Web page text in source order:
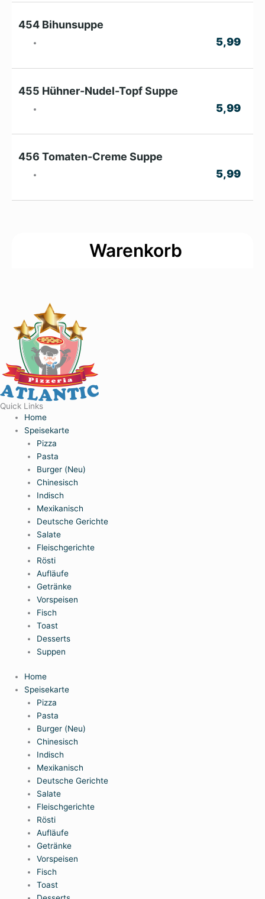
454 Bihunsuppe
5,99
455 Hühner-Nudel-Topf Suppe
5,99
456 Tomaten-Creme Suppe
5,99
Quick Links
Home
Speisekarte
Pizza
Pasta
Burger (Neu)
Chinesisch
Indisch
Mexikanisch
Deutsche Gerichte
Salate
Fleischgerichte
Rösti
Aufläufe
Getränke
Vorspeisen
Fisch
Toast
Desserts
Suppen
Home
Speisekarte
Pizza
Pasta
Burger (Neu)
Chinesisch
Indisch
Mexikanisch
Deutsche Gerichte
Salate
Fleischgerichte
Rösti
Aufläufe
Getränke
Vorspeisen
Fisch
Toast